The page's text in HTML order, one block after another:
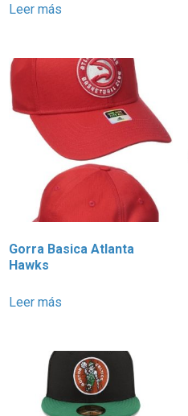
Leer más
Gorra Basica Atlanta
Hawks
Leer más